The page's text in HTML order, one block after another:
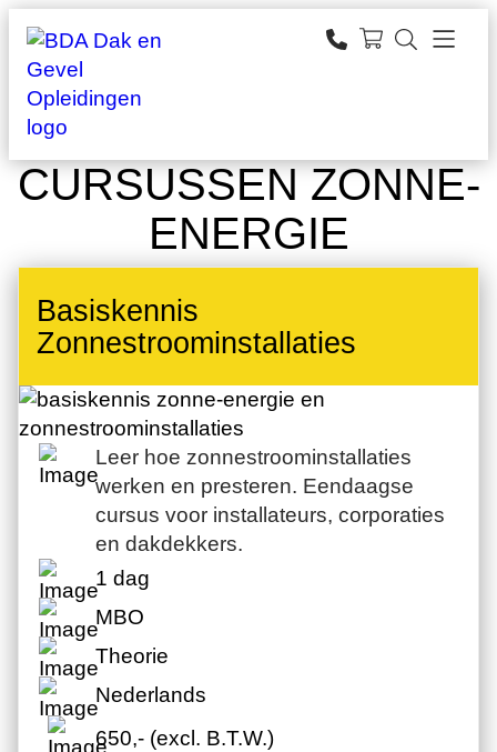
Ga
naar
de
inhoud
CURSUSSEN ZONNE-
ENERGIE
Basiskennis
Zonnestroominstallaties
Leer hoe zonnestroominstallaties
werken en presteren. Eendaagse
cursus voor installateurs, corporaties
en dakdekkers.
1 dag
MBO
Theorie
Nederlands
650,- (excl. B.T.W.)